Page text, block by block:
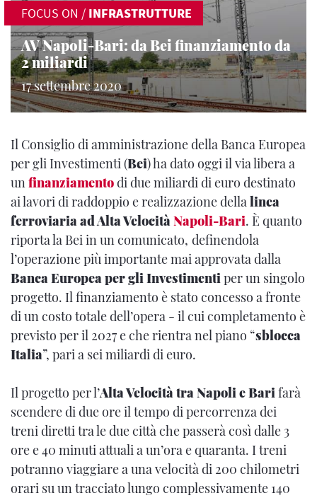
FOCUS ON / INFRASTRUTTURE
AV Napoli-Bari: da Bei finanziamento da
2 miliardi
17 settembre 2020
Il Consiglio di amministrazione della Banca Europea
per gli Investimenti (Bei) ha dato oggi il via libera a
unfinanziamentodi due miliardi di euro destinato
ai lavori di raddoppio e realizzazione dellalinea
ferroviaria ad Alta VelocitàNapoli-Bari. È quanto
riporta la Bei in un comunicato, definendola
l’operazione più importante mai approvata dalla
Banca Europea per gli Investimentiper un singolo
progetto. Il finanziamento è stato concesso a fronte
di un costo totale dell’opera - il cui completamento è
previsto per il 2027 e che rientra nel piano “sblocca
Italia”, pari a sei miliardi di euro.
Il progetto per l’Alta Velocità tra Napoli e Barifarà
scendere di due ore il tempo di percorrenza dei
treni diretti tra le due città che passerà così dalle 3
ore e 40 minuti attuali a un’ora e quaranta. I treni
potranno viaggiare a una velocità di 200 chilometri
orari su un tracciato lungo complessivamente 140